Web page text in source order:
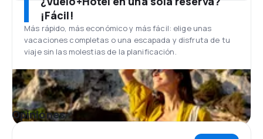
¡Fácil!
Más rápido, más económico y más fácil: elige unas
vacaciones completas o una escapada y disfruta de tu
viaje sin las molestias de la planificación.
Opiniones